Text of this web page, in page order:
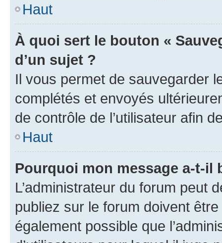
Haut
À quoi sert le bouton «
d’un sujet ?
Il vous permet de sauvegarder
complétés et envoyés
de contrôle de l’utilisateur afin
Haut
Pourquoi mon message a-t-il
L’administrateur du forum peut
publiez sur le forum doivent
également possible que